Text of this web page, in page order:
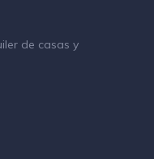
de casas y